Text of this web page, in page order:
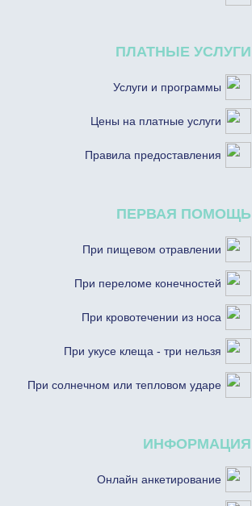
ПЛАТНЫЕ УСЛУГИ
Услуги и программы
Цены на платные услуги
Правила предоставления
ПЕРВАЯ ПОМОЩЬ
При пищевом отравлении
При переломе конечностей
При кровотечении из носа
При укусе клеща - три нельзя
При солнечном или тепловом ударе
ИНФОРМАЦИЯ
Онлайн анкетирование